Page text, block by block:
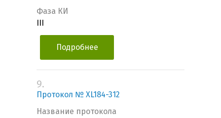
Фаза КИ
Подробнее
9.
Протокол № XL184-312
Название протокола